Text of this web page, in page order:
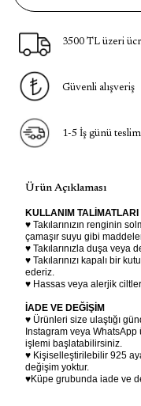
3500 TL üzeri
Güvenli alışveriş
1-5 İş günü teslim
Ürün Açıklaması
KULLANIM TALİMATLARI
♥ Takılarınızın renginin
çamaşır suyu gibi
♥ Takılarınızla duşa veya
♥ Takılarınızı kapalı bir
ederiz.
♥ Hassas veya alerjik
İADE VE DEĞİŞİM
♥ Ürünleri size ulaştığı
Instagram veya
işlemi başlatabilirsiniz.
♥ Kişiselleştirilebilir 925
değişim yoktur.
♥Küpe grubunda iade ve